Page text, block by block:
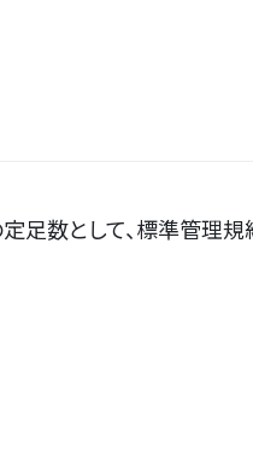
足数として、標準管理